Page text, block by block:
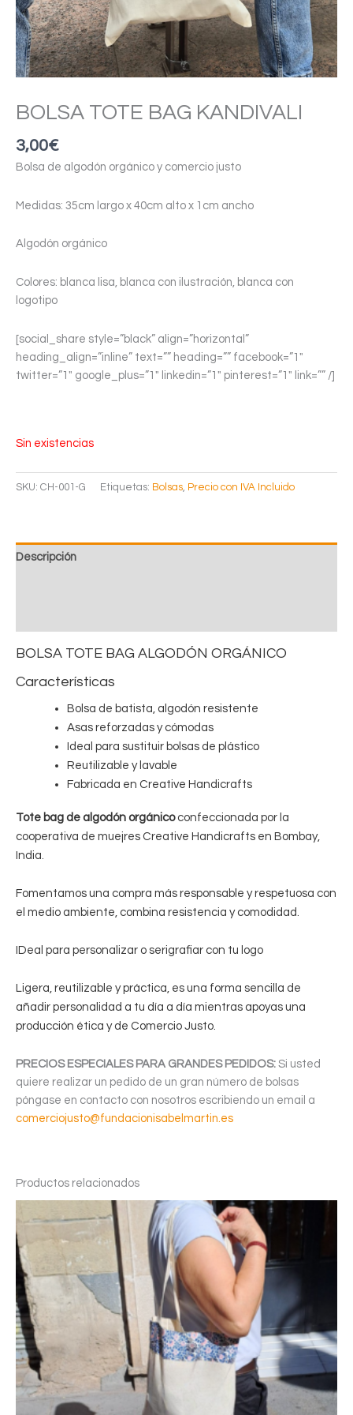
BOLSA TOTE BAG KANDIVALI
3,00€
Bolsa de algodón orgánico y comercio justo
Medidas: 35cm largo x 40cm alto x 1cm ancho
Algodón orgánico
Colores: blanca lisa, blanca con ilustración, blanca con
logotipo
[social_share style=”black” align=”horizontal”
heading_align=”inline” text=”” heading=”” facebook=”1″
twitter=”1″ google_plus=”1″ linkedin=”1″ pinterest=”1″ link=”” /]
Sin existencias
SKU: CH-001-G Etiquetas: Bolsas Precio con IVA Incluido
Descripción
BOLSA TOTE BAG ALGODÓN ORGÁNICO
Características
Bolsa de batista, algodón resistente
Asas reforzadas y cómodas
Ideal para sustituir bolsas de plástico
Reutilizable y lavable
Fabricada en Creative Handicrafts
Tote bag de algodón orgánico confeccionada por la
cooperativa de muejres Creative Handicrafts en Bombay,
India.
Fomentamos una compra más responsable y respetuosa con
el medio ambiente, combina resistencia y comodidad.
IDeal para personalizar o serigrafiar con tu logo
Ligera, reutilizable y práctica, es una forma sencilla de
añadir personalidad a tu día a día mientras apoyas una
producción ética y de Comercio Justo.
PRECIOS ESPECIALES PARA GRANDES PEDIDOS: Si usted
quiere realizar un pedido de un gran número de bolsas
póngase en contacto con nosotros escribiendo un email a
comerciojusto@fundacionisabelmartin.es
Productos relacionados